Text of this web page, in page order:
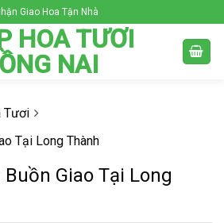
Giao Hoa Tận Nhà
HOA TƯƠI
NAI
Tươi
Tại Long Thành
Giao Tại Long